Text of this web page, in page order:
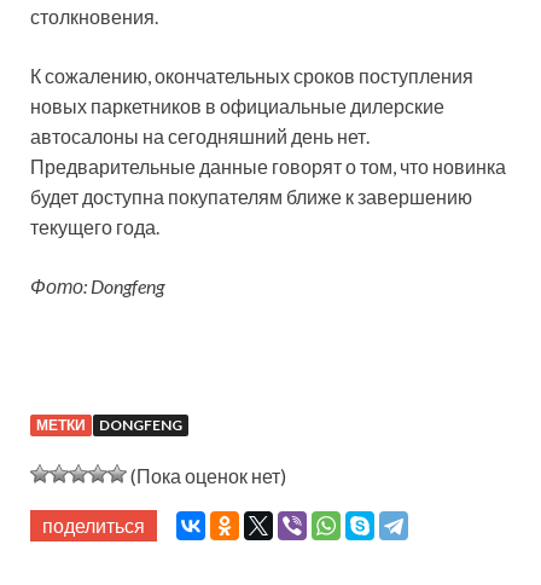
столкновения.
К сожалению, окончательных сроков поступления
новых паркетников в официальные дилерские
автосалоны на сегодняшний день нет.
Предварительные данные говорят о том, что новинка
будет доступна покупателям ближе к завершению
текущего года.
Фото: Dongfeng
МЕТКИ DONGFENG
(Пока оценок нет)
поделиться